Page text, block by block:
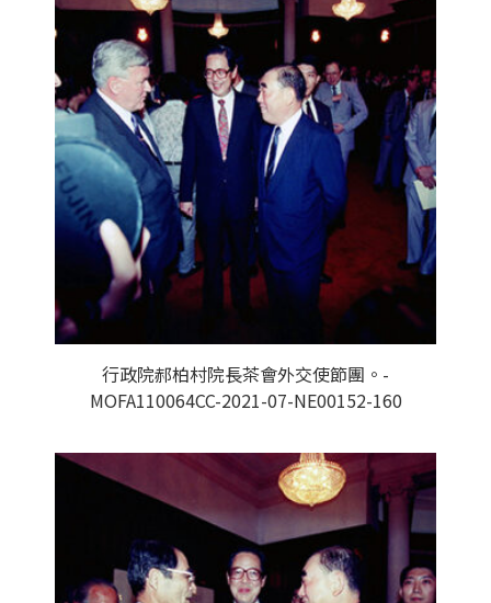
行政院郝柏村院長茶會外交使節團。-
MOFA110064CC-2021-07-NE00152-160